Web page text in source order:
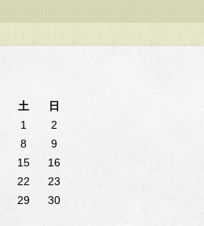
土
日
1
2
8
9
15
16
22
23
29
30